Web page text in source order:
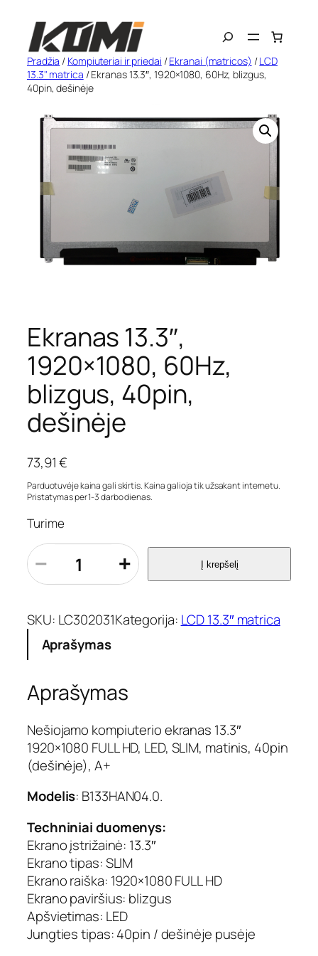
turinio
Search
Pradžia / Kompiuteriai ir priedai /Ekranai (matricos) /LCD
13.3" matrica / Ekranas 13.3″, 1920×1080, 60Hz, blizgus,
40pin, dešinėje
Ekranas 13.3″,
1920×1080, 60Hz,
blizgus, 40pin,
dešinėje
73,91€
Parduotuvėje kaina gali skirtis. Kaina galioja tik užsakant internetu.
Pristatymas per 1-3 darbo dienas.
Turime
p
r
o
u
k
o
i
k
i
s
:
k
a
n
a
s
1
3
3
− + Į krepšelį
SKU: LC302031Kategorija: LCD 13.3″ matrica
Aprašymas
Aprašymas
Nešiojamo kompiuterio ekranas 13.3″
1920×1080 FULL HD, LED, SLIM, matinis, 40pin
(dešinėje), A+
Modelis: B133HAN04.0.
Techniniai duomenys:
Ekrano įstrižainė: 13.3″
Ekrano tipas: SLIM
Ekrano raiška: 1920×1080 FULL HD
Ekrano paviršius: blizgus
Apšvietimas: LED
Jungties tipas: 40pin / dešinėje pusėje